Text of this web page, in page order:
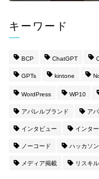
キーワード
BCP ChatGPT
GPTs kintone
WordPress WP10
アパレルブランド ア
インタビュー インタ
ノーコード ハッカソン
メディア掲載 リスキル